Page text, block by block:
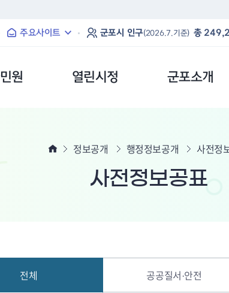
주요사이트 군포시 인구(2026.7.기준) 총
원 열린시정 군포소개
정보공개 행정정보공개 사전정
사전정보공표
전체 공공질서·안전